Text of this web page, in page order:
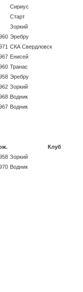
Сириус
Старт
Зоркий
Эребру
СКА Свердловск
Енисей
Транас
Эребру
Зоркий
Водник
Водник
Клуб
Зоркий
Водник